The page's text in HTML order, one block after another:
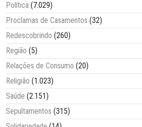
Política (7.029)
Proclamas de Casamentos (32)
Redescobrindo (260)
Região (5)
Relações de Consumo (20)
Religião (1.023)
Saúde (2.151)
Sepultamentos (315)